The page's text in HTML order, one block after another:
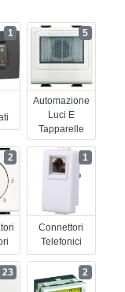
1
Automazione
Luci E
Tapparelle
5
2
Connettori
Telefonici
1
23 2